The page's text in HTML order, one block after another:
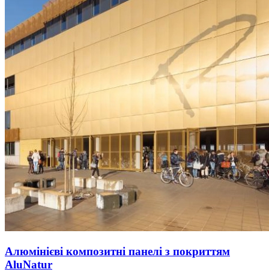
Алюмінієві композитні панелі з покриттям
AluNatur